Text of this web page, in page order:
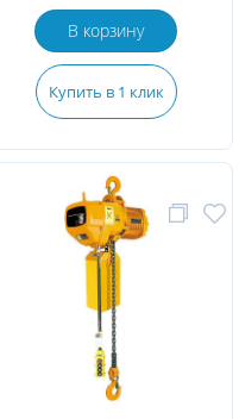
В корзину
Купить в 1 клик